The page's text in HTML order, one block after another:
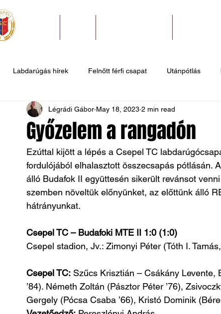
Labdarúgás hírek Felnőtt férfi csapat Utánpótlás
U9 U7 Evezős hírek Sportlövő hírek
Csepel SC II Általános hírek
Győzelem a rangadón
Légrádi Gábor May 18, 2023 2 min read
Ezúttal kijött a lépés a Csepel TC
fordulójából elhalasztott összecsapás pótlásán.
álló Budafok II együttesén sikerült revánsot
szemben növeltük előnyünket, az előttünk álló
hátrányunkat.
Csepel TC – Budafoki MTE II 1:0 (1:0)
Csepel stadion, Jv.: Zimonyi Péter (Tóth I.
Csepel TC: Szűcs Krisztián – Csákány Levente,
’84). Németh Zoltán (Pásztor Péter ’76),
Gergely (Pócsa Csaba ’66), Kristó Dominik